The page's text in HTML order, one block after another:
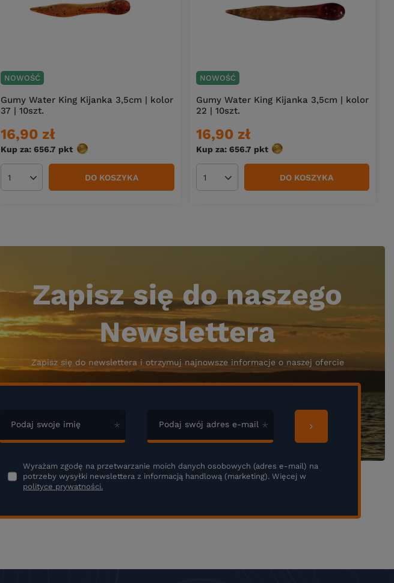
NOWOŚĆ
Gumy Water King Kijanka 3,5cm | kolor
37 | 10szt.
16,90 zł
Kup za: 656.7 pkt punktów
Ilość produktów DO KOSZYKA
NOWOŚĆ
Gumy Water King Kijanka 3,5cm | kolor
22 | 10szt.
16,90 zł
Kup za: 656.7 pktpunktów
Ilość produktów DO KOSZYKA
Zapisz się do naszego
Newslettera
Zapisz się do newslettera i otrzymuj najnowsze informacje o naszej ofercie
Podaj swoje imię Podaj swój adres e-mail
Wyrażam zgodę na przetwarzanie moich danych osobowych (adres e-mail) na
potrzeby wysyłki newslettera z informacją handlową (marketing). Więcej w
polityce prywatności.